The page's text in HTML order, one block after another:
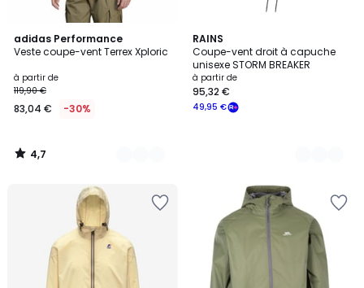
adidas Performance
Veste coupe-vent Terrex Xploric
à partir de
119,90 €
83,04 € -30%
4,7
/ 5
3
Couleurs
4,7
/
RAINS
Coupe-vent droit à capuche
unisexe STORM BREAKER
à partir de
49,95 €
95,32 €
2
Couleurs